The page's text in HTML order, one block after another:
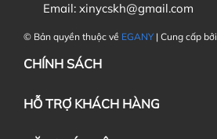
Email: xinycskh@gmail.com
© Bản quyền thuộc về EGANY | Cung cấp bởi
CHÍNH SÁCH
HỖ TRỢ KHÁCH HÀNG